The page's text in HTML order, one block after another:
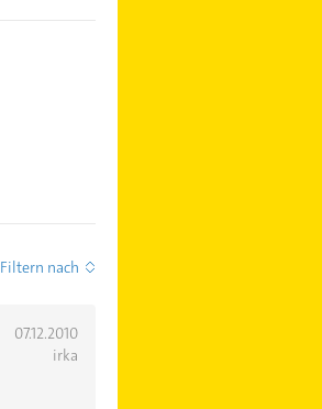
Filtern nach
07.12.2010
irka